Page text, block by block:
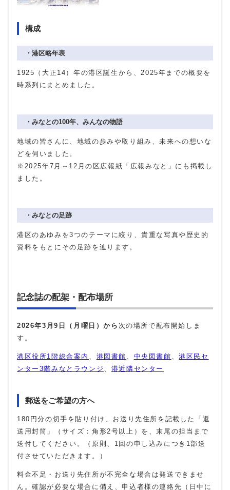
構成
・港区略年表
1925（大正14）年の港区誕生から、2025年までの概要を
時系列にまとめました。
・みなとの100年、みんなの物語
地域の皆さんに、地域の歩みや取り組み、未来への想いな
どを伺いました。
※2025年7月～12月の区広報紙「広報みなと」にも掲載し
ました。
・みなとの足跡
港区のあゆみを3つのテーマに絞り、貴重な写真や歴史的
資料をもとにその足跡を辿ります。
記念誌の配架・配布場所
2026年3月9日（月曜日）から 次の場所で配布開始しま
す。
港区役所1階総合案内 、 港図書館 、 中央図書館 、港区民セ
ンター3階みなとラウンジ 、 港近隣センター
郵送をご希望の方へ
180円分の切手を貼り付け、お送り先住所を記載した「返
送用封筒」（サイズ：角形2号以上）を、末尾の担当まで
送付してください。（原則、1回の申し込みにつき1部送
付させていただきます。）
料金不足・お送り先住所が不完全な場合は発送できませ
ん。確認が必要な場合に備え、申込者様の連絡先（日中に